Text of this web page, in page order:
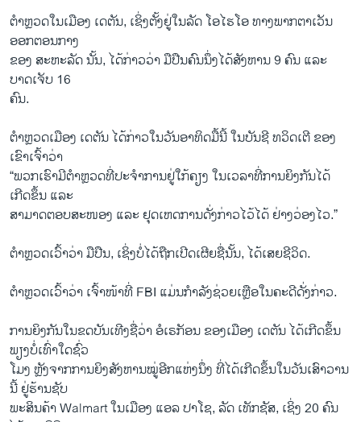
ລາຍການກະຈາຍສຽງ
ລາຍງານ
ຕິດຕາມພວກເຮົາ ທີ່
ພາສາຕ່າງໆ
ຕຳຫຼວດ​ໃນ​ເມືອງ ເດ​ຕັນ, ເຊິ່ງ​ຕັ້ງ​ຢູ່​ໃນ​ລັດ ໂອ​ໄຮ​ໂອ ທາງ​ພາກ​ຕາ​ເວັນ​
ອອກ​ຕອນ​ກາງ
ຂອງ ສະຫະລັດ ນັ້ນ, ໄດ້ກ່າວວ່າ ມືປືນຄົນນຶ່ງໄດ້ສັງຫານ 9 ຄົນ ແລະ
ບາດເຈັບ 16
ຄົນ.
ຕຳຫຼວດ​ເມືອງ ເດ​ຕັນ ໄດ້​ກ່າວ​ໃນ​ວັນ​ອາ​ທິດມື້ນີ້ ​ໃນບັນ​ຊີ ​ທວິດ​ເຕີ ​ຂອງ​
ເຂົາ​ເຈົ້າວ່າ
“ພວກເຮົາມີຕຳຫຼວດທີ່ປະຈຳການຢູ່ໃກ້ຄຽງ ໃນເວລາທີ່ການຍິງກັນໄດ້
ເກີດຂຶ້ນ ແລະ
ສາມາດຕອບສະໜອງ ແລະ ຢຸດເຫດການດັ່ງກ່າວໄວ້ໄດ້ ຢ່າງວ່ອງໄວ.”
ຕຳຫຼວດ​ເວົ້າ​ວ່າ ມື​ປືນ, ເຊິ່ງບໍ່​ໄດ້​ຖືກ​ເປີດ​ເຜີຍ​ຊື່​ນັ້ນ, ໄດ້​ເສຍ​ຊີ​ວິດ.
ຕຳຫຼວດ​ເວົ້າ​ວ່າ ເຈົ້າໜ້າທີ່ FBI ແມ່ນ​ກຳ​ລັງ​ຊ່ວຍ​ເຫຼືອ​ໃນ​ຄະ​ດີ​ດັ່ງ​ກ່າວ.
ການ​ຍິງ​ກັນ​ໃນ​ຂດບັນ​ເທີງຊື່ວ່າ ອໍ​ເຣ​ກັອນ ຂອງ​ເມືອງ ເດ​ຕັນ ໄດ້​ເກີດ​ຂຶ້ນ​
ພຽງ​ບໍ່​ເທົ່າ​ໃດ​ຊົ່ວ
ໂມງ ຫຼັງຈາກການຍິງສັງຫານໝູ່ອີກແຫ່ງນຶ່ງ ທີ່ໄດ້ເກີດຂຶ້ນໃນວັນເສົາວານ
ນີ້ ຢູ່ຮ້ານຊັບ
ພະສິນຄ້າ Walmart ໃນເມືອງ ແອລ ປາໂຊ, ລັດ ເທັກຊັສ, ເຊິ່ງ 20 ຄົນ